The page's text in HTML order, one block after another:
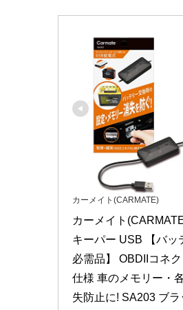
カーメイト(CARMATE)
カーメイト
キーパー USB 【バッ
必需品】 OBDIIコネ
仕様 車のメモリー・
失防止に! SA203 ブラ